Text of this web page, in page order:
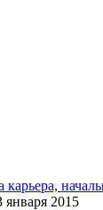
карьера,
января 2015